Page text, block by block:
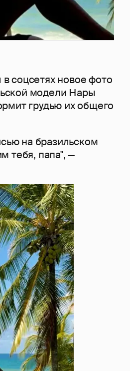
соцсетях новое фото
модели Нары
грудью их общего
на бразильском
тебя, папа", —